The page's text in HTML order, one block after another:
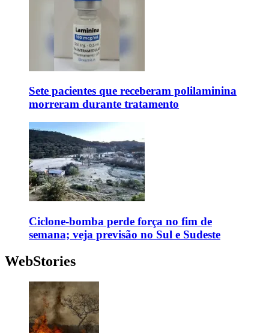
Sete pacientes que receberam polilaminina
morreram durante tratamento
Ciclone-bomba perde força no fim de
semana; veja previsão no Sul e Sudeste
WebStories